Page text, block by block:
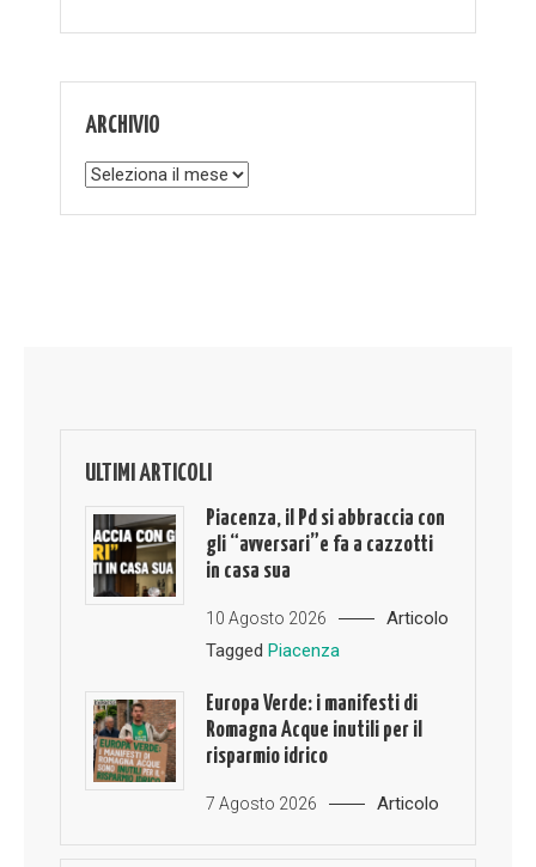
ARCHIVIO
Archivio
ULTIMI ARTICOLI
Piacenza, il Pd si abbraccia con
gli “avversari”e fa a cazzotti
in casa sua
10 Agosto 2026
Articolo
TaggedPiacenza
Europa Verde: i manifesti di
Romagna Acque inutili per il
risparmio idrico
7 Agosto 2026 Articolo